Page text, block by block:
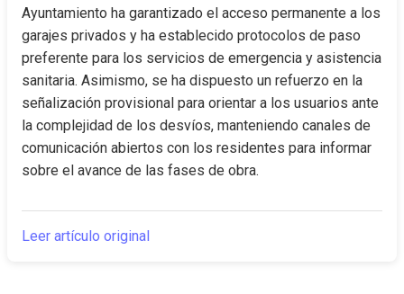
Ayuntamiento ha garantizado el acceso permanente a los
garajes privados y ha establecido protocolos de paso
preferente para los servicios de emergencia y asistencia
sanitaria. Asimismo, se ha dispuesto un refuerzo en la
señalización provisional para orientar a los usuarios ante
la complejidad de los desvíos, manteniendo canales de
comunicación abiertos con los residentes para informar
sobre el avance de las fases de obra.
Leer artículo original